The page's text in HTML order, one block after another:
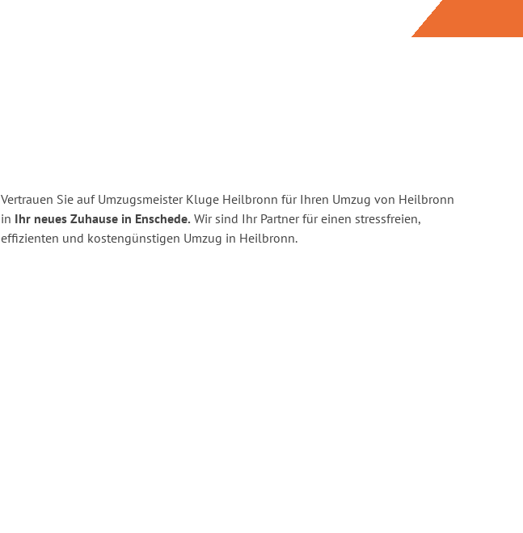
Vertrauen Sie auf Umzugsmeister Kluge Heilbronn für Ihren Umzug von Heilbronn
in Ihr neues Zuhause in Enschede. Wir sind Ihr Partner für einen stressfreien,
effizienten und kostengünstigen Umzug in Heilbronn.